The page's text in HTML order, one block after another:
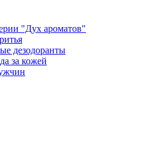
"Дух ароматов"
дезодоранты
за кожей